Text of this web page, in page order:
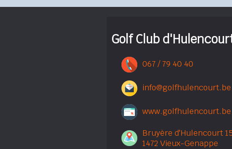
Golf Club
067 / 79 40 40
info@golfhulencourt.be
www.golfhulencourt.be
Bruyère d'Hulencourt
1472 Vieux-Genappe